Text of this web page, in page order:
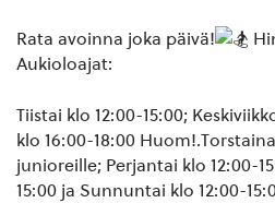
Rata avoinna joka päivä!
Aukioloajat:
Tiistai klo 12:00-15:00;
klo 16:00-18:00
junioreille; Perjantai klo 12:00-
15:00 ja Sunnuntai klo 12:00-